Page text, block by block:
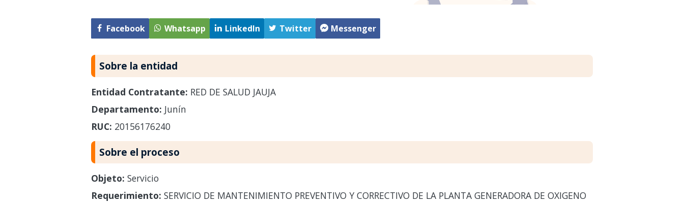
Facebook Whatsapp LinkedIn Twitter Messenger
Sobre la entidad
Entidad Contratante: RED DE SALUD JAUJA
Departamento: Junín
RUC: 20156176240
Sobre el proceso
Objeto: Servicio
Requerimiento: SERVICIO DE MANTENIMIENTO PREVENTIVO Y CORRECTIVO DE LA PLANTA GENERADORA DE OXIGENO